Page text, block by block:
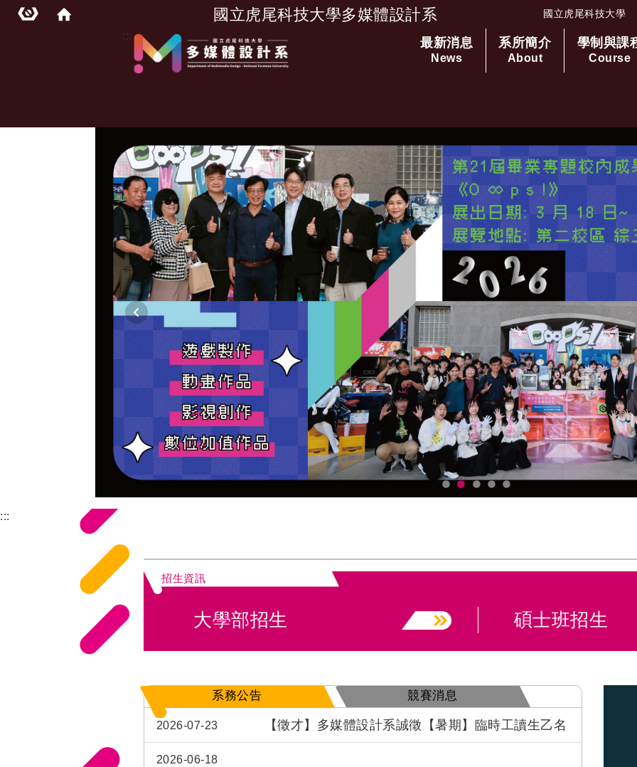
國立虎尾科技大學多媒體設計系 國立虎尾科技大學
跳到主要內容
::: 最新消息
News
系所簡介
About
學制與課
Course
:::
招生資訊
大學部招生 碩士班招生
系務公告 競賽消息
2026-07-23 【徵才】多媒體設計系誠徵【暑期】臨時工讀生乙名
2026-06-18